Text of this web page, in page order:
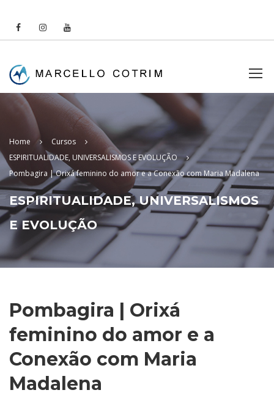
Home
Cursos
ESPIRITUALIDADE, UNIVERSALISMOS E EVOLUÇÃO
Pombagira | Orixá feminino do amor e a Conexão com Maria Madalena
ESPIRITUALIDADE, UNIVERSALISMOS
E EVOLUÇÃO
Pombagira | Orixá
feminino do amor e a
Conexão com Maria
Madalena